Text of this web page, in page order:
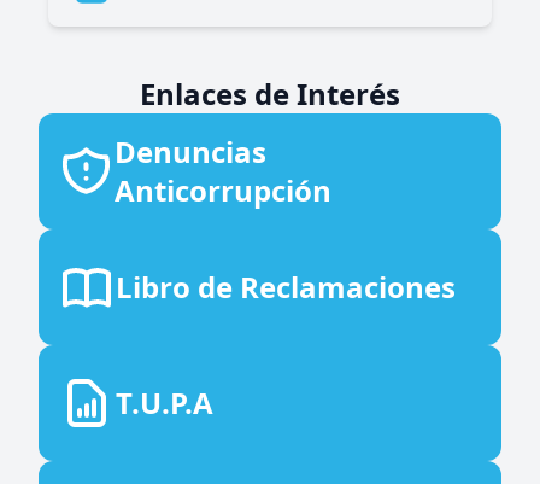
Enlaces de Interés
Denuncias
Anticorrupción
Libro de Reclamaciones
T.U.P.A